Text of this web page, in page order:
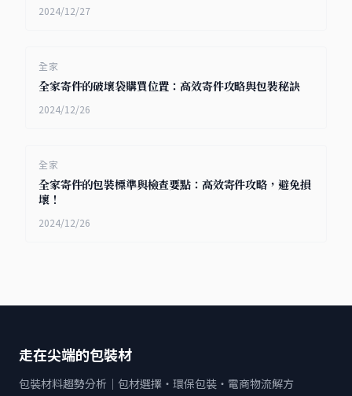
全家店到店寄件的取件提醒功能：高效掌握包裹，避免遺
失的完整教學
2024/12/26
全家
全家寄件的包裝標準與檢查要點：高效寄件攻略，避免損